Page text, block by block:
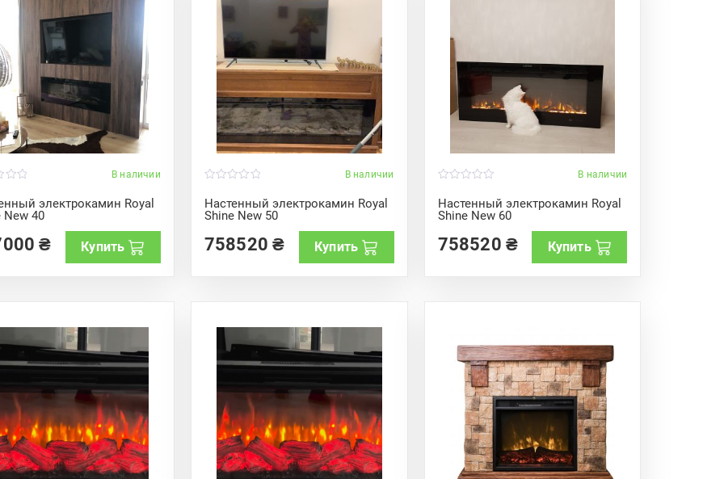
В наличии
электрокамин Royal
New 40
₴ Купить
В наличии
Настенный электрокамин Royal
Shine New 50
o
u
t
f
5
758520₴ Купить
В наличии
Настенный электрокамин Royal
Shine New 60
o
u
t
f
5
758520 ₴ Купить